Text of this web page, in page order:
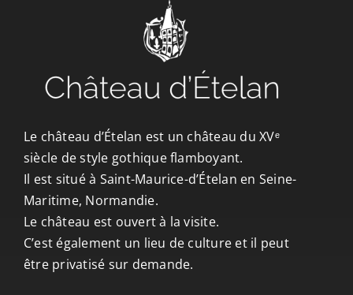
Le château d’Ételan est un château du XVᵉ
siècle de style gothique flamboyant.
Il est situé à Saint-Maurice-d’Ételan en Seine-
Maritime, Normandie.
Le château est ouvert à la visite.
C’est également un lieu de culture et il peut
être privatisé sur demande.